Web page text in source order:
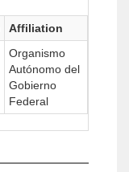
Affiliation
Organismo
Autónomo del
Gobierno
Federal